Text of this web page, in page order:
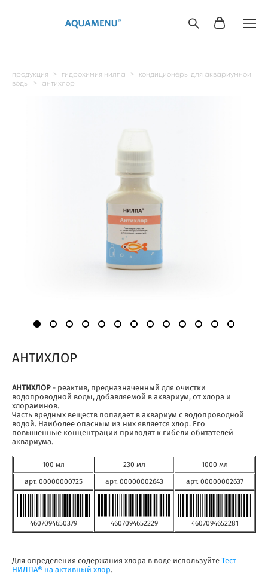
продукция > гидрохимия нилпа > кондиционеры для аквариумной
воды
> антихлор
АНТИХЛОР
АНТИХЛОР - реактив, предназначенный для очистки
водопроводной воды, добавляемой в аквариум, от хлора и
хлораминов.
Часть вредных веществ попадает в аквариум с водопроводной
водой. Наиболее опасным из них является хлор. Его
повышенные концентрации приводят к гибели обитателей
аквариума.
100 мл 230 мл 1000 мл
арт. 00000000725 арт. 00000002643 арт. 00000002637
4607094650379 4607094652229 4607094652281
Для определения содержания хлора в воде используйте Тест
НИЛПА® на активный хлор.